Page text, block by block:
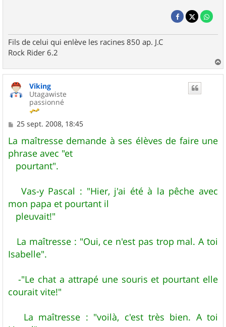
Fils de celui qui enlève les racines 850 ap. J.C
Rock Rider 6.2
a
u
Viking
Utagawiste
passionné
M
s
s
a
g
e
25 sept. 2008, 18:45
La maîtresse demande à ses élèves de faire une
phrase avec "et
pourtant".
Vas-y Pascal : "Hier, j'ai été à la pêche avec
mon papa et pourtant il
pleuvait!"
La maîtresse : "Oui, ce n'est pas trop mal. A toi
Isabelle".
-"Le chat a attrapé une souris et pourtant elle
courait vite!"
La maîtresse : "voilà, c'est très bien. A toi